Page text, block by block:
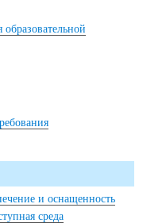
и оснащенность
среда